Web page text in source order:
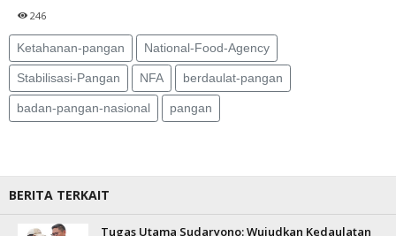
246
Ketahanan-pangan National-Food-Agency
Stabilisasi-Pangan NFA berdaulat-pangan
badan-pangan-nasional pangan
BERITA TERKAIT
Tugas Utama Sudaryono: Wujudkan Kedaulatan